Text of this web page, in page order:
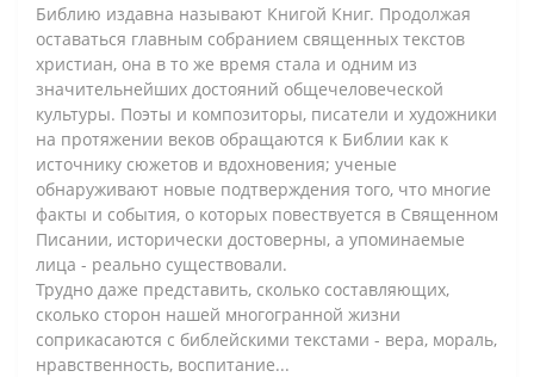
Библию издавна называют Книгой Книг. Продолжая
оставаться главным собранием священных текстов
христиан, она в то же время стала и одним из
значительнейших достояний общечеловеческой
культуры. Поэты и композиторы, писатели и художники
на протяжении веков обращаются к Библии как к
источнику сюжетов и вдохновения; ученые
обнаруживают новые подтверждения того, что многие
факты и события, о которых повествуется в Священном
Писании, исторически достоверны, а упоминаемые
лица - реально существовали.
Трудно даже представить, сколько составляющих,
сколько сторон нашей многогранной жизни
соприкасаются с библейскими текстами - вера, мораль,
нравственность, воспитание...